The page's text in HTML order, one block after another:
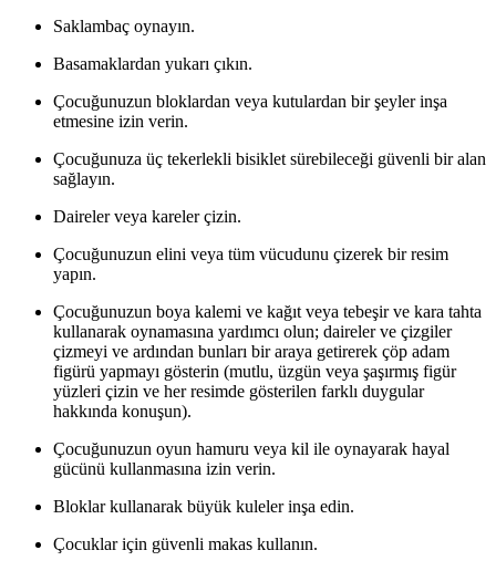
Saklambaç oynayın.
Basamaklardan yukarı çıkın.
Çocuğunuzun bloklardan veya kutulardan bir şeyler inşa
etmesine izin verin.
Çocuğunuza üç tekerlekli bisiklet sürebileceği güvenli bir alan
sağlayın.
Daireler veya kareler çizin.
Çocuğunuzun elini veya tüm vücudunu çizerek bir resim
yapın.
Çocuğunuzun boya kalemi ve kağıt veya tebeşir ve kara tahta
kullanarak oynamasına yardımcı olun; daireler ve çizgiler
çizmeyi ve ardından bunları bir araya getirerek çöp adam
figürü yapmayı gösterin (mutlu, üzgün veya şaşırmış figür
yüzleri çizin ve her resimde gösterilen farklı duygular
hakkında konuşun).
Çocuğunuzun oyun hamuru veya kil ile oynayarak hayal
gücünü kullanmasına izin verin.
Bloklar kullanarak büyük kuleler inşa edin.
Çocuklar için güvenli makas kullanın.